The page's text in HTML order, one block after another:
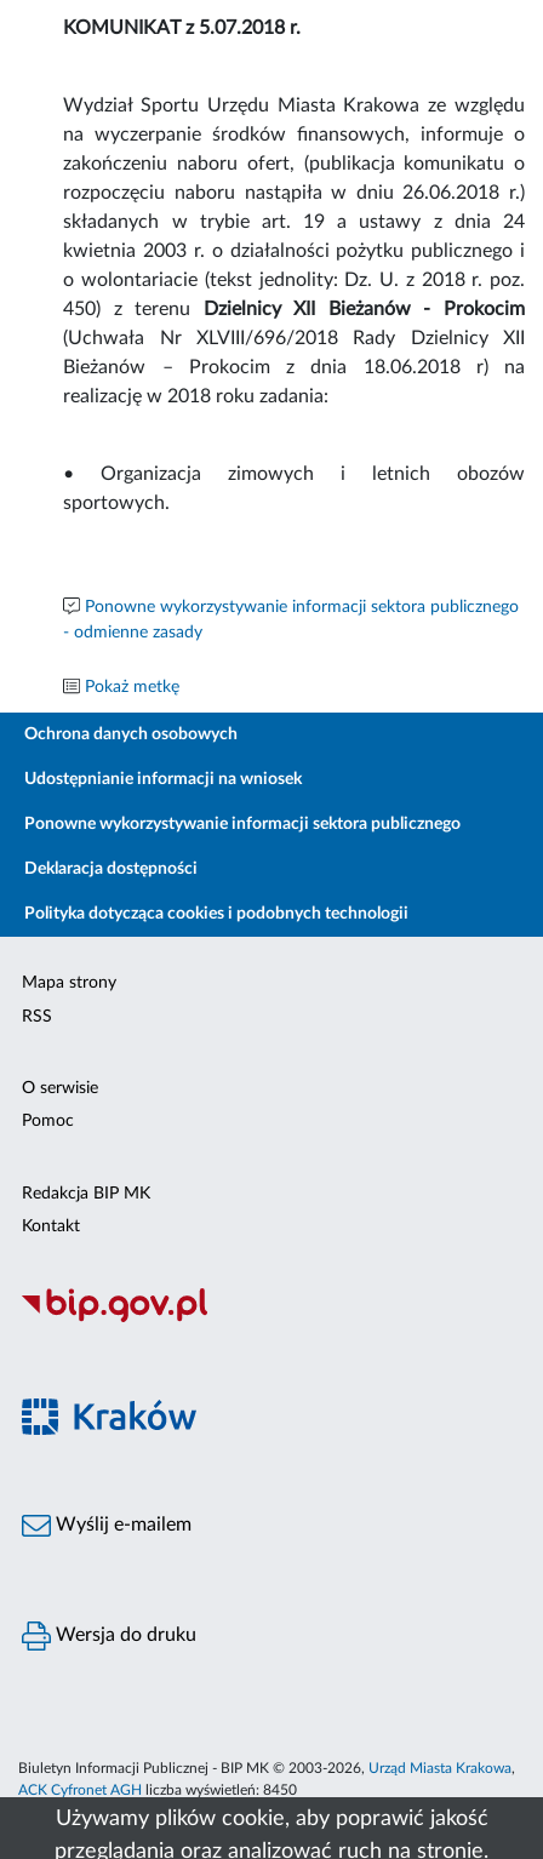
Używamy plików cookie, aby poprawić jakość
przeglądania oraz analizować ruch na stronie.
KOMUNIKAT z 5.07.2018 r.
Wydział Sportu Urzędu Miasta Krakowa ze względu
na wyczerpanie środków finansowych, informuje o
zakończeniu naboru ofert, (publikacja komunikatu o
rozpoczęciu naboru nastąpiła w dniu 26.06.2018 r.)
składanych w trybie art. 19 a ustawy z dnia 24
kwietnia 2003 r. o działalności pożytku publicznego i
o wolontariacie (tekst jednolity: Dz. U. z 2018 r. poz.
450) z terenu Dzielnicy XII Bieżanów - Prokocim
(Uchwała Nr XLVIII/696/2018 Rady Dzielnicy XII
Bieżanów – Prokocim z dnia 18.06.2018 r) na
realizację w 2018 roku zadania:
• Organizacja zimowych i letnich obozów
sportowych.
Ponowne wykorzystywanie informacji sektora publicznego
- odmienne zasady
Pokaż metkę
Ochrona danych osobowych
Udostępnianie informacji na wniosek
Ponowne wykorzystywanie informacji sektora publicznego
Deklaracja dostępności
Polityka dotycząca cookies i podobnych technologii
Mapa strony
RSS
O serwisie
Pomoc
Redakcja BIP MK
Kontakt
Wyślij e-mailem
Wersja do druku
Biuletyn Informacji Publicznej - BIP MK © 2003-2026, Urząd Miasta Krakowa,
ACK Cyfronet AGH
liczba wyświetleń: 8450